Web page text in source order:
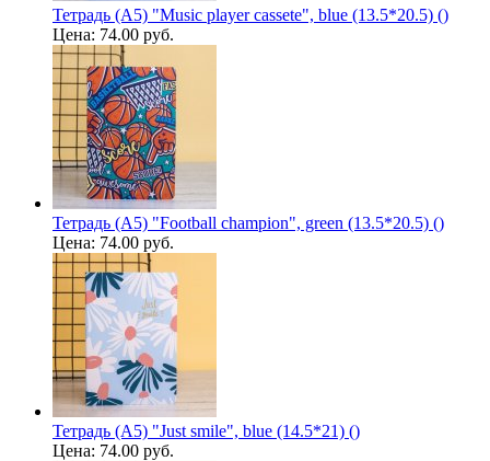
Тетрадь (A5) "Music player cassete", blue (13.5*20.5) ()
Цена: 74.00 руб.
Тетрадь (A5) "Football champion", green (13.5*20.5) ()
Цена: 74.00 руб.
Тетрадь (A5) "Just smile", blue (14.5*21) ()
Цена: 74.00 руб.